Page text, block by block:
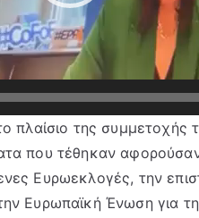
πλαίσιο της συμμετοχής
που τέθηκαν
Ευρωεκλογές, την
Ευρωπαϊκή Ένωση για